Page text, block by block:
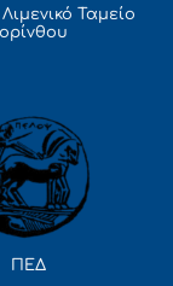
Ταμείο
ΠΕΔ